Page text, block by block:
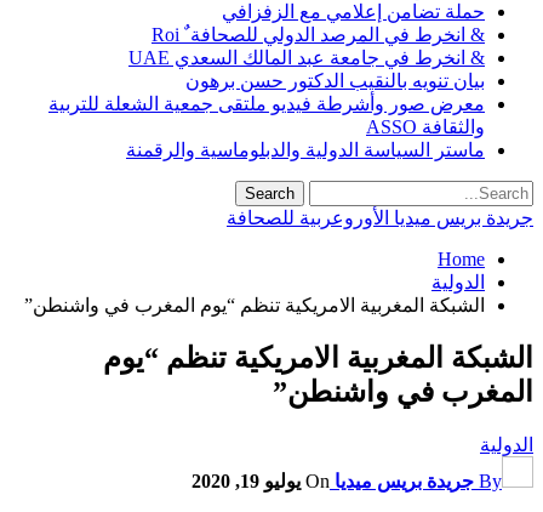
حملة تضامن إعلامي مع الزفزافي
& انخرط في المرصد الدولي للصحافة ٌ Roi
& انخرط في جامعة عبد المالك السعدي UAE
بيان تنويه بالنقيب الدكتور حسن برهون
معرض صور وأشرطة فيديو ملتقى جمعية الشعلة للتربية
والثقافة ASSO
ماستر السياسة الدولية والدبلوماسية والرقمنة
جريدة بريس ميديا الأوروعربية للصحافة
Home
الدولية
الشبكة المغربية الامريكية تنظم “يوم المغرب في واشنطن”
الشبكة المغربية الامريكية تنظم “يوم
المغرب في واشنطن”
الدولية
By جريدة بريس ميديا On يوليو 19, 2020